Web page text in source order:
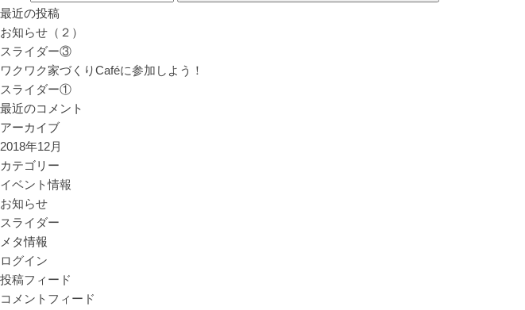
最近の投稿
お知らせ（２）
スライダー③
ワクワク家づくりCaféに参加しよう！
スライダー①
最近のコメント
アーカイブ
2018年12月
カテゴリー
イベント情報
お知らせ
スライダー
メタ情報
ログイン
投稿フィード
コメントフィード